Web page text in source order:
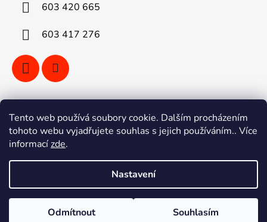
Tento web používá soubory cookie. Dalším procházením
tohoto webu vyjadřujete souhlas s jejich používáním.. Více
informacízde.
Nastavení
Odmítnout Souhlasím
603 420 665
603 417 276
Vyhledávání
Vytvořil Shoptet
Copyright 2026YOGI kola Ostrava. Všechna práva